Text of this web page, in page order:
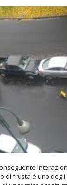
di frusta è uno